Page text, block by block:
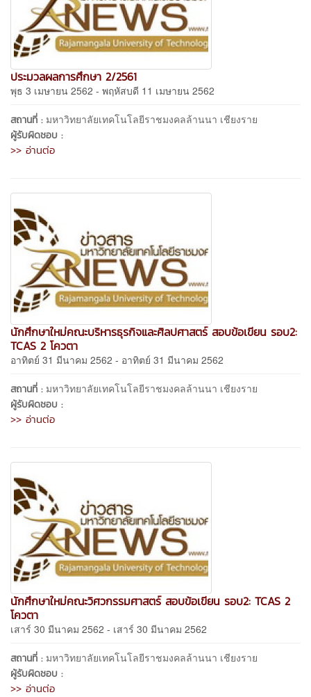
ประมวลผลการศึกษา 2/2561
พุธ 3 เมษายน 2562 - พฤหัสบดี 11 เมษายน 2562
สถานที่ : มหาวิทยาลัยเทคโนโลยีราชมงคลล้านนา เชียงราย
ผู้รับผิดชอบ :
>> อ่านต่อ
นักศึกษาใหม่คณะบริหารธุรกิจและศิลปศาสตร์ สอบข้อเขียน รอบ2:
TCAS 2 โควตา
อาทิตย์ 31 มีนาคม 2562 - อาทิตย์ 31 มีนาคม 2562
สถานที่ : มหาวิทยาลัยเทคโนโลยีราชมงคลล้านนา เชียงราย
ผู้รับผิดชอบ :
>> อ่านต่อ
นักศึกษาใหม่คณะวิศวกรรมศาสตร์ สอบข้อเขียน รอบ2: TCAS 2
โควตา
เสาร์ 30 มีนาคม 2562 - เสาร์ 30 มีนาคม 2562
สถานที่ : มหาวิทยาลัยเทคโนโลยีราชมงคลล้านนา เชียงราย
ผู้รับผิดชอบ :
>> อ่านต่อ